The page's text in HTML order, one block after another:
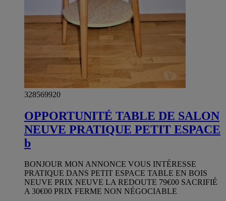
328569920
OPPORTUNITÉ TABLE DE SALON
NEUVE PRATIQUE PETIT ESPACE
b
BONJOUR MON ANNONCE VOUS INTÉRESSE
PRATIQUE DANS PETIT ESPACE TABLE EN BOIS
NEUVE PRIX NEUVE LA REDOUTE 79€00 SACRIFIÉ
A 30€00 PRIX FERME NON NÉGOCIABLE